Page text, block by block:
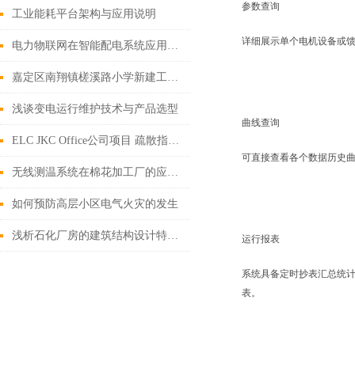
工业能耗平台架构与应用说明
电力物联网在智能配电系统应用综述及展望
嘉定区南翔镇槎溪路小学新建工程电力监控系统的设计与应用
浅谈变电运行维护技术与产品选型
ELC JKC Office公司项目 疏散指示系统的研究与应用
无线测温系统在棉花加工厂的应用及产品选型
如何预防高层小区电气火灾的发生
浅析石化厂房的建筑结构设计特点和应急疏散产品的选型
参数查询
详细展示单个电机设备或
曲线查询
可直接查看各个数据历史
运行报表
系统具备定时抄表汇总统
表。